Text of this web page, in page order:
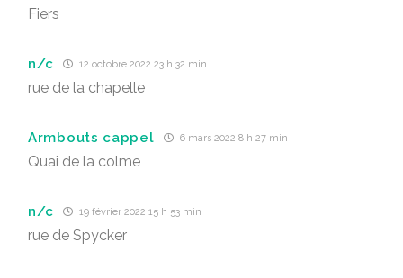
Fiers
n/c 12 octobre 2022 23 h 32 min
rue de la chapelle
Armbouts cappel 6 mars 2022 8 h 27 min
Quai de la colme
n/c 19 février 2022 15 h 53 min
rue de Spycker